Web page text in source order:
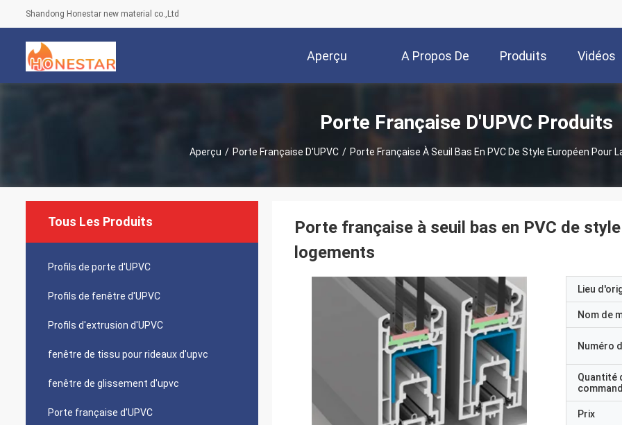
Shandong Honestar new material co.,Ltd
Aperçu A Propos De
Nous
Produits Vidéos
Porte Française D'UPVC Produits
Aperçu / Porte Française D'UPVC / Porte Française À Seuil Bas En PVC De Style Européen Pour
Tous Les Produits
Profils de porte d'UPVC
Profils de fenêtre d'UPVC
Profils d'extrusion d'UPVC
fenêtre de tissu pour rideaux d'upvc
fenêtre de glissement d'upvc
Porte française d'UPVC
Porte française à seuil bas en PVC de
logements
Lieu
Nom de
Numéro
Quantité
Prix